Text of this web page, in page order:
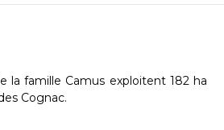
la famille Camus exploitent 182 ha
Cognac.